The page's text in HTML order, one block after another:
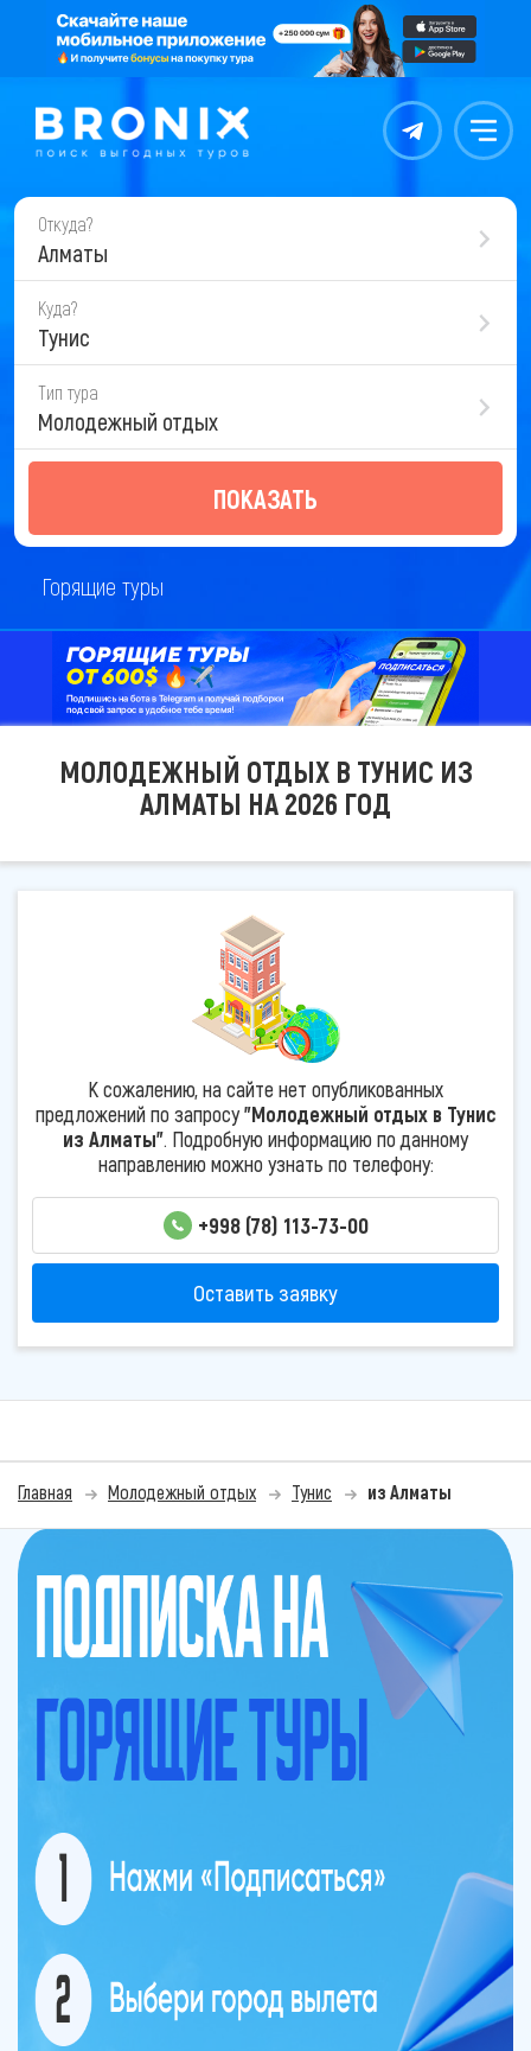
Контакты Меню
Откуда?
Алматы
Куда?
Тунис
Тип тура
Молодежный отдых
ПОКАЗАТЬ
Горящие туры
МОЛОДЕЖНЫЙ ОТДЫХ В ТУНИС ИЗ
АЛМАТЫ НА 2026 ГОД
К сожалению, на сайте нет опубликованных
предложений по запросу"Молодежный отдых в Тунис
из Алматы". Подробную информацию по данному
направлению можно узнать по телефону:
+998 (78) 113-73-00
Оставить заявку
Главная Молодежный отдых Тунис из Алматы